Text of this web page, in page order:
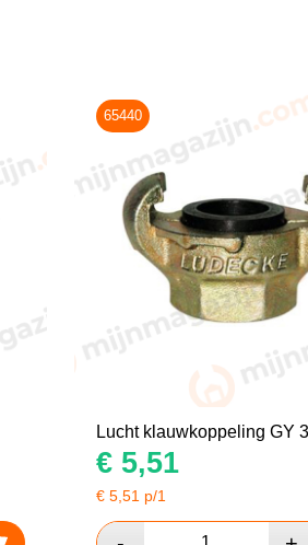
65440
Lucht klauwkoppeling GY
€5,51
€ 5,51p/1